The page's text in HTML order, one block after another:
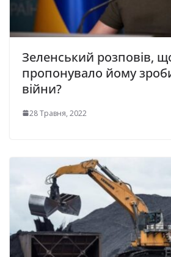
Зеленський розповів,
пропонувало йому
війни?
28 Травня, 2022